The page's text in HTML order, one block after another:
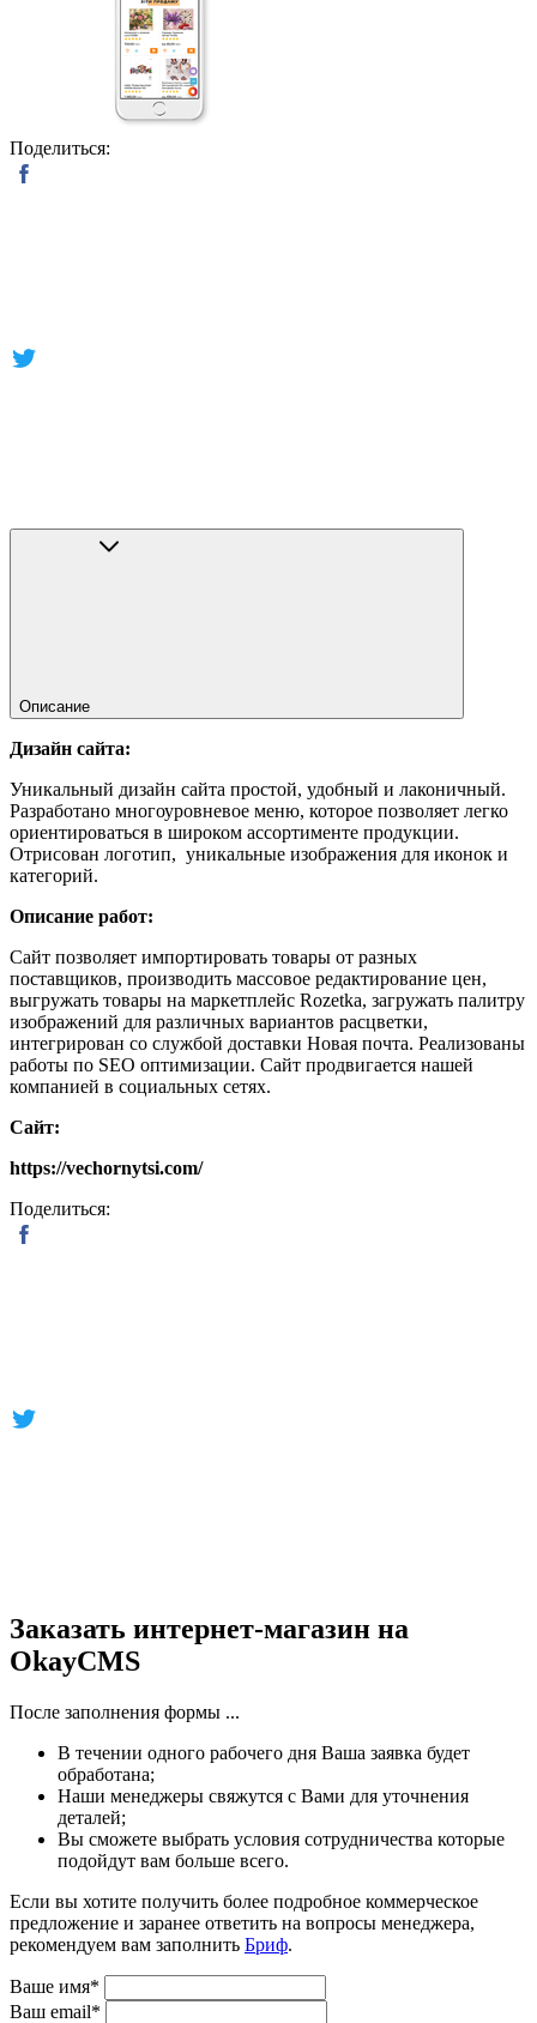
Поделиться:
Описание
Дизайн сайта:
Уникальный дизайн сайта простой, удобный и лаконичный.
Разработано многоуровневое меню, которое позволяет легко
ориентироваться в широком ассортименте продукции.
Отрисован логотип, уникальные изображения для иконок и
категорий.
Описание работ:
Сайт позволяет импортировать товары от разных
поставщиков, производить массовое редактирование цен,
выгружать товары на маркетплейс Rozetka, загружать палитру
изображений для различных вариантов расцветки,
интегрирован со службой доставки Новая почта. Реализованы
работы по SEO оптимизации. Сайт продвигается нашей
компанией в социальных сетях.
Сайт:
https://vechornytsi.com/
Поделиться:
Заказать интернет-магазин на
OkayCMS
После заполнения формы ...
В течении одного рабочего дня Ваша заявка будет
обработана;
Наши менеджеры свяжутся с Вами для уточнения
деталей;
Вы сможете выбрать условия сотрудничества которые
подойдут вам больше всего.
Если вы хотите получить более подробное коммерческое
предложение и заранее ответить на вопросы менеджера,
рекомендуем вам заполнить Бриф.
Ваше имя*
Ваш email*